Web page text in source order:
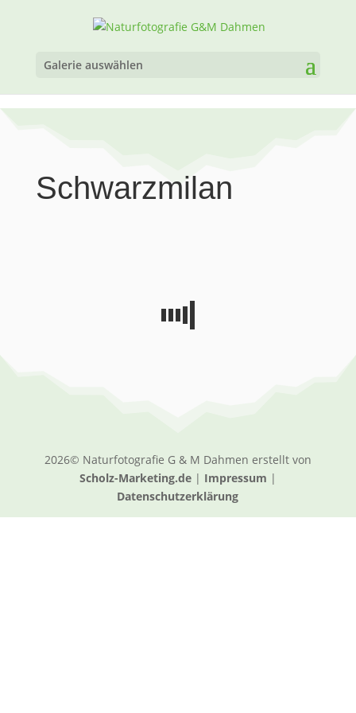
Galerie auswählen
Schwarzmilan
2026© Naturfotografie G & M Dahmen erstellt von
Scholz-Marketing.de| Impressum |
Datenschutzerklärung